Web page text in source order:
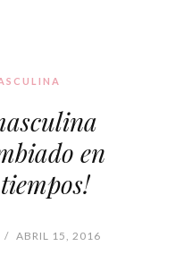
en
/ ABRIL 15, 2016